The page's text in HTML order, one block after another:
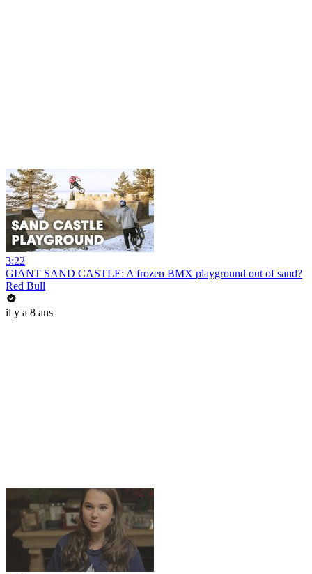
3:22
GIANT SAND CASTLE: A frozen BMX playground out of sand?
Red Bull
il y a 8 ans